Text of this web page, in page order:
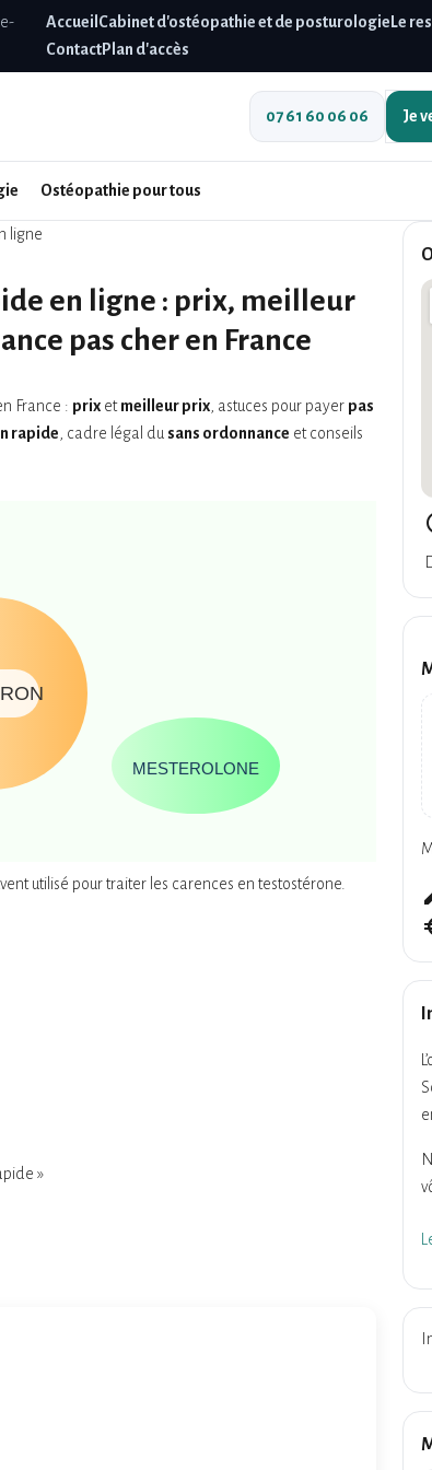
Accueil Cabinet d'ostéopathie et de posturologie Le
ContactPlan d'accès
07 61 60 06 06 Je
Ostéopathie pour tous
ligne
en ligne : prix, meilleur
pas cher en France
France : prix etmeilleur prix , astuces pour payer pas
rapide , cadre légal du sans ordonnance et conseils
MESTEROLONE
utilisé pour traiter les carences en testostérone.
»